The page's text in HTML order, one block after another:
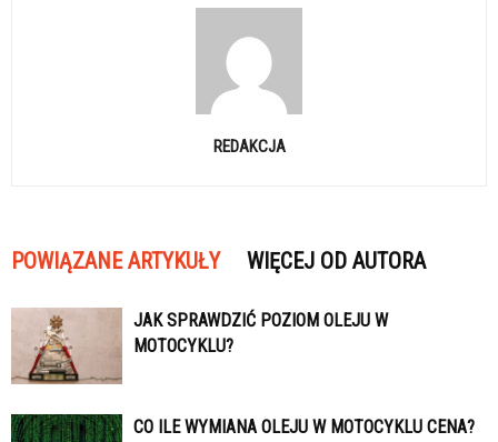
REDAKCJA
POWIĄZANE ARTYKUŁY WIĘCEJ OD AUTORA
JAK SPRAWDZIĆ POZIOM OLEJU W
MOTOCYKLU?
CO ILE WYMIANA OLEJU W MOTOCYKLU CENA?